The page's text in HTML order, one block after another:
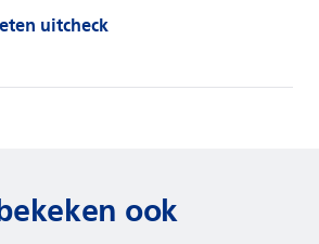
uitcheck
ook